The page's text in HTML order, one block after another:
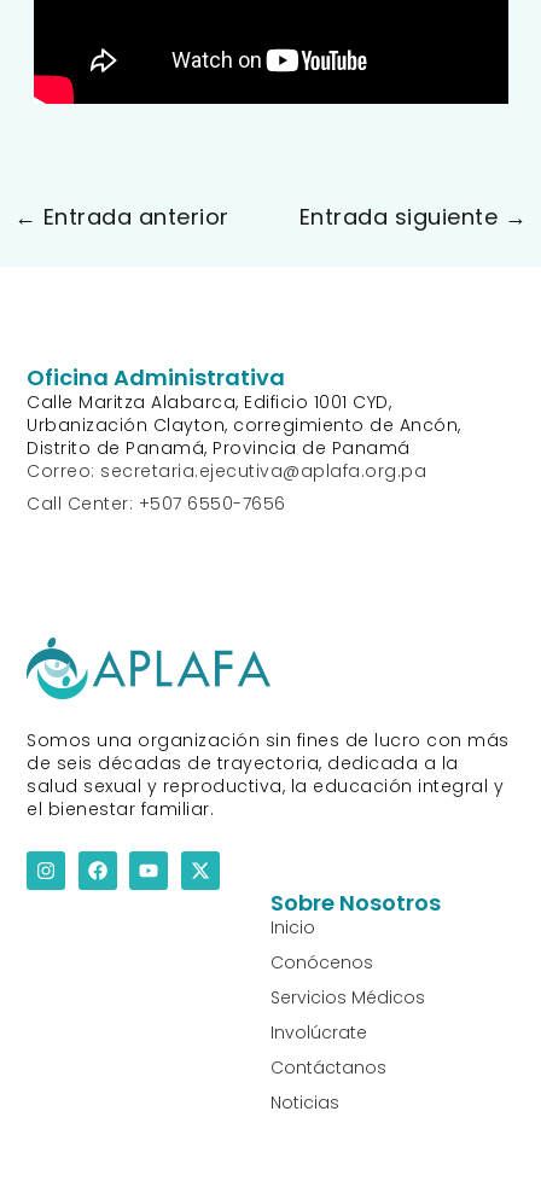
← Entrada anterior Entrada siguiente →
Somos una organización sin fines de lucro con más
de seis décadas de trayectoria, dedicada a la
salud sexual y reproductiva, la educación integral y
el bienestar familiar.
I
n
s
F
a
c
Y
o
u
X
-
t Sobre Nosotros
Inicio
Conócenos
Servicios Médicos
Involúcrate
Contáctanos
Noticias
Oficina Administrativa
Calle Maritza Alabarca, Edificio 1001 CYD,
Urbanización Clayton, corregimiento de Ancón,
Distrito de Panamá, Provincia de Panamá
Correo: secretaria.ejecutiva@aplafa.org.pa
Call Center: +507 6550-7656